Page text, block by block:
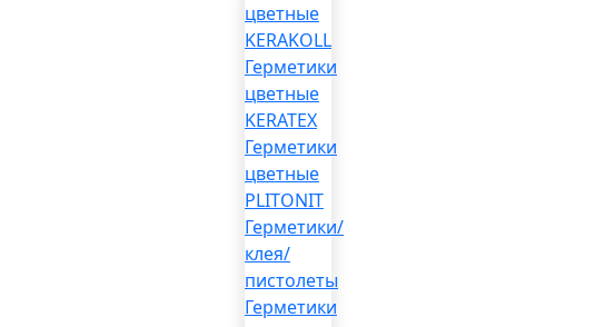
цветные
KERAKOLL
Герметики
цветные
KERATEX
Герметики
цветные
PLITONIT
Герметики/
клея/
пистолеты
Герметики